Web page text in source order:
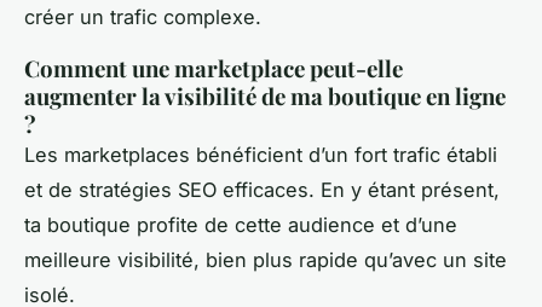
créer un trafic complexe.
Comment une marketplace peut-elle
augmenter la visibilité de ma boutique en ligne
?
Les marketplaces bénéficient d’un fort trafic établi
et de stratégies SEO efficaces. En y étant présent,
ta boutique profite de cette audience et d’une
meilleure visibilité, bien plus rapide qu’avec un site
isolé.